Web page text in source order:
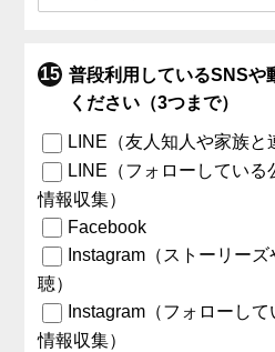
普段利用しているSNSや
ください（3つまで）
LINE（友人知人や家族と
LINE（フォローしてい
情報収集）
Facebook
Instagram（ストーリー
聴）
Instagram（フォローし
情報収集）